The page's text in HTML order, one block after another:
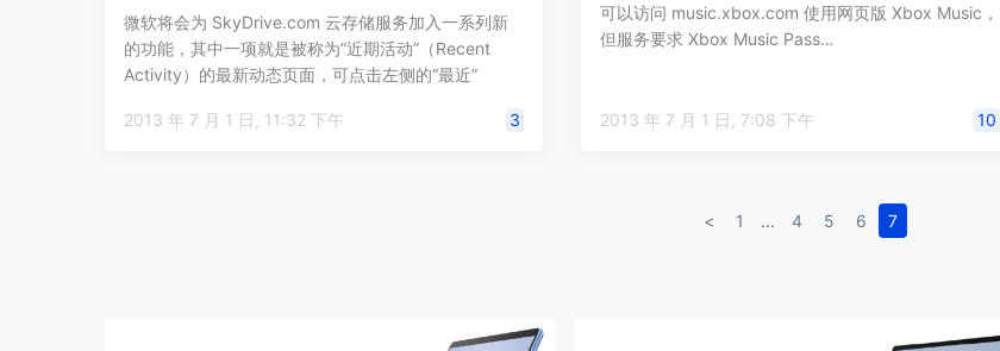
微软将会为 SkyDrive.com 云存储服务加入一系列新
的功能，其中一项就是被称为“近期活动”（Recent
Activity）的最新动态页面，可点击左侧的“最近”
2013 年 7 月 1 日, 11:32 下午
3
可以访问 music.xbox.com 使用网页版 Xbox Music，
但服务要求 Xbox Music Pass…
2013 年 7 月 1 日, 7:08 下午 10
< 1 ... 4 5 6 7